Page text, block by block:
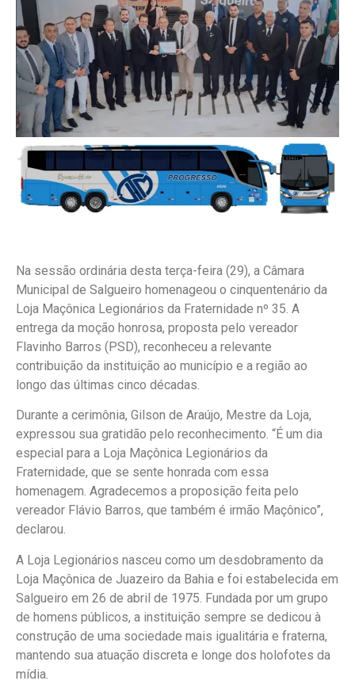
Na sessão ordinária desta terça-feira (29), a Câmara
Municipal de Salgueiro homenageou o cinquentenário da
Loja Maçônica Legionários da Fraternidade nº 35. A
entrega da moção honrosa, proposta pelo vereador
Flavinho Barros (PSD), reconheceu a relevante
contribuição da instituição ao município e a região ao
longo das últimas cinco décadas.
Durante a cerimônia, Gilson de Araújo, Mestre da Loja,
expressou sua gratidão pelo reconhecimento. “É um dia
especial para a Loja Maçônica Legionários da
Fraternidade, que se sente honrada com essa
homenagem. Agradecemos a proposição feita pelo
vereador Flávio Barros, que também é irmão Maçônico”,
declarou.
A Loja Legionários nasceu como um desdobramento da
Loja Maçônica de Juazeiro da Bahia e foi estabelecida em
Salgueiro em 26 de abril de 1975. Fundada por um grupo
de homens públicos, a instituição sempre se dedicou à
construção de uma sociedade mais igualitária e fraterna,
mantendo sua atuação discreta e longe dos holofotes da
mídia.